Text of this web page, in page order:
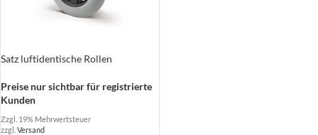
Satz luftidentische Rollen
Preise nur sichtbar für registrierte
Kunden
Zzgl. 19% Mehrwertsteuer
zzgl. Versand